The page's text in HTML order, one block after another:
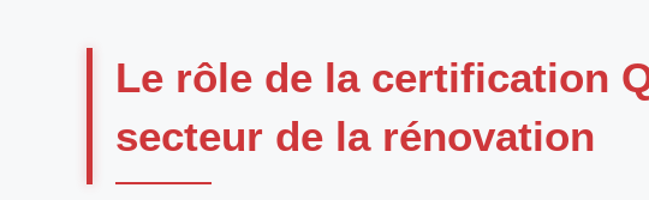
Le rôle de la certification
secteur de la rénovation